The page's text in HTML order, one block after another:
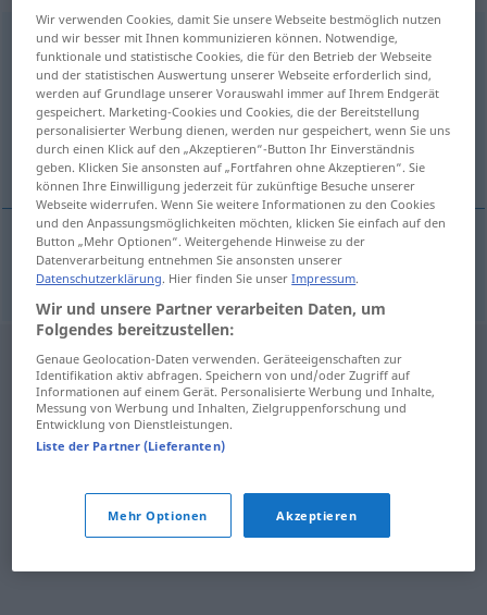
brunetm
Übersicht aller Übersetzungen
(Für mehr Details die Übersetzung anklicken/antippen)
brünetter Mann
brünetterMann brunet
Wir verwenden Cookies, damit Sie unsere Webseite bestmöglich nutzen
und wir besser mit Ihnen kommunizieren können. Notwendige,
funktionale und statistische Cookies, die für den Betrieb der Webseite
und der statistischen Auswertung unserer Webseite erforderlich sind,
werden auf Grundlage unserer Vorauswahl immer auf Ihrem Endgerät
gespeichert. Marketing-Cookies und Cookies, die der Bereitstellung
personalisierter Werbung dienen, werden nur gespeichert, wenn Sie uns
durch einen Klick auf den „Akzeptieren“-Button Ihr Einverständnis
geben. Klicken Sie ansonsten auf „Fortfahren ohne Akzeptieren“. Sie
können Ihre Einwilligung jederzeit für zukünftige Besuche unserer
Webseite widerrufen. Wenn Sie weitere Informationen zu den Cookies
und den Anpassungsmöglichkeiten möchten, klicken Sie einfach auf den
Button „Mehr Optionen“. Weitergehende Hinweise zu der
Datenverarbeitung entnehmen Sie ansonsten unserer
Datenschutzerklärung. Hier finden Sie unserImpressum.
Wir und unsere Partner verarbeiten Daten, um
Folgendes bereitzustellen:
Genaue Geolocation-Daten verwenden. Geräteeigenschaften zur
Identifikation aktiv abfragen. Speichern von und/oder Zugriff auf
Informationen auf einem Gerät. Personalisierte Werbung und Inhalte,
Messung von Werbung und Inhalten, Zielgruppenforschung und
Entwicklung von Dienstleistungen.
Liste der Partner (Lieferanten)
Mehr Optionen Akzeptieren